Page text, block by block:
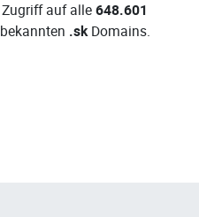
Zugriff auf alle648.601
bekannten .skDomains.